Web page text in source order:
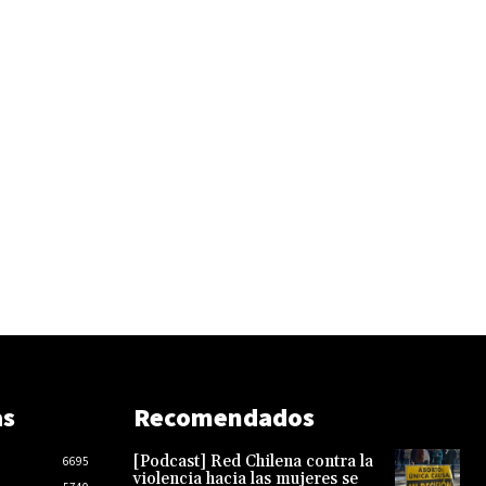
6695
Recomendados
[Podcast] Red Chilena contra la
violencia hacia las mujeres se